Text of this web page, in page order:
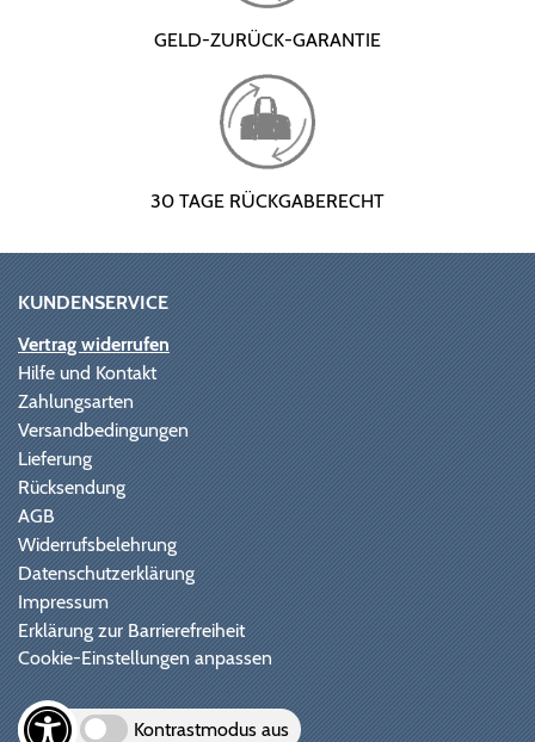
GELD-ZURÜCK-GARANTIE
30 TAGE RÜCKGABERECHT
KUNDENSERVICE
Vertrag widerrufen
Hilfe und Kontakt
Zahlungsarten
Versandbedingungen
Lieferung
Rücksendung
AGB
Widerrufsbelehrung
Datenschutzerklärung
Impressum
Erklärung zur Barrierefreiheit
Cookie-Einstellungen anpassen
Kontrastmodus aus